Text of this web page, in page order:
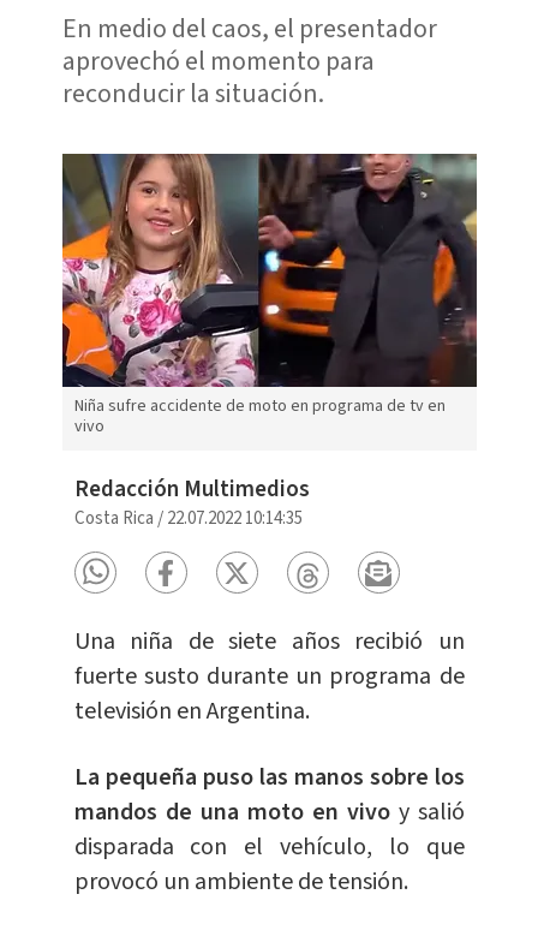
En medio del caos, el presentador
aprovechó el momento para
reconducir la situación.
Niña sufre accidente de moto en programa de tv en
vivo
Redacción Multimedios
Costa Rica /22.07.2022 10:14:35
Una niña de siete años recibió un
fuerte susto durante un programa de
televisión en Argentina.
La pequeña puso las manos sobre los
mandos de una moto en vivoy salió
disparada con el vehículo, lo que
provocó un ambiente de tensión.